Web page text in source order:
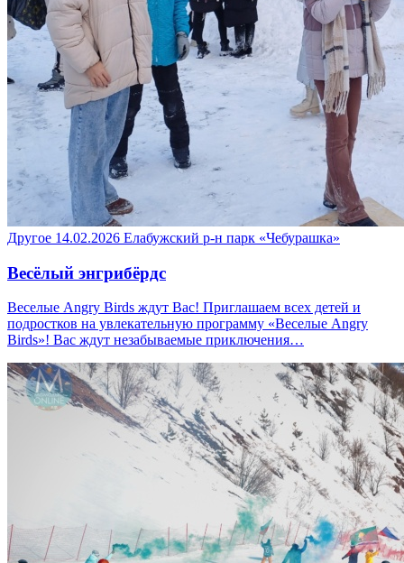
Другое 14.02.2026 Елабужский р-н парк «Чебурашка»
Весёлый энгрибёрдс
Веселые Angry Birds ждут Вас! Приглашаем всех детей и
подростков на увлекательную программу «Веселые Angry
Birds»! Вас ждут незабываемые приключения…